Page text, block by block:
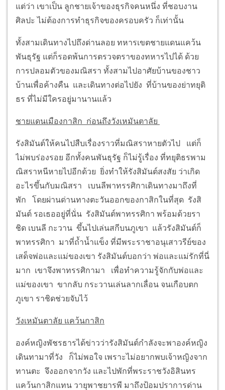
แต่ว่า เขาเป็น ลูกชายเจ้าของธุรกิจคนหนึ่ง ที่ชอบงาน
ศิลปะ ไม่ต้องการทำธุรกิจของครอบครัว ก็เท่านั้น
ทั้งสามเดินทางไปถึงด่านลอย ทหารเขตชายแดนแคว้น
พันธุรัฐ แต่ก็รอดพ้นการตรวจตราของทหารไปได้ ด้วย
การปลอมตัวของมณิสรา ทั้งสามไปอาศัยบ้านของชาว
บ้านเพื่อค้างคืน และเดินทางต่อไปยัง ที่บ้านของย่าทยุติ
ธร ที่ไม่มีใครอยู่มานานแล้ว
ชายแดนเมืองกาสิก ก่อนถึงวังเหมันตาลัย
รังสิมันต์ให้คนไปสืบเรื่องราวที่มณิสราหายตัวไป แต่ก็
ไม่พบร่องรอย อีกทั้งคนพันธุรัฐ ก็ไม่รู้เรื่อง ที่ทยุติธรพาม
ณิสราหนีหายไปอีกด้วย ยิ่งทำให้รังสิมันต์สงสัย ว่าเกิด
อะไรขึ้นกับมณิสรา เบนลีพาทรรศิกาเดินทางมาถึงที่
พัก โดยผ่านด่านทางตะวันออกของกาสิกในที่สุด รังสิ
มันต์ รอเธออยู่ที่นั่น รังสิมันต์พาทรรศิกา พร้อมด้วยรา
ชิด เบนลี กะวาน ขึ้นไปเล่นสกีบนภูเขา แล้วรังสิมันต์ก็
พาทรรศิกา มาที่ถ้ำน้ำแข็ง ที่มีพระราชาอนุเสาวรีย์ของ
เสด็จพ่อและแม่ของเขา รังสิมันต์บอกว่า พ่อและแม่รักที่นี่
มาก เขาจึงพาทรรศิกามา เพื่อทำความรู้จักกับพ่อและ
แม่ของเขา ขากลับ กระวานเล่นลากเลื่อน จนเกือบตก
ภูเขา ราชิดช่วยจับไว้
วังเหมันตาลัย แคว้นกาสิก
องค์หญิงพัชรธารได้ข่าวว่ารังสิมันต์กำลังจะพาองค์หญิง
เดินทามาที่วัง ก็ไม่พอใจ เพราะไม่อยากพบเจ้าหญิงจาก
ทานตะ จึงออกจากวัง และไปพักที่พระราชวังอิสินทร
แคว้นกาสิกแทน วายุพาชยารพี มาถึงป้อมปราการด่าน